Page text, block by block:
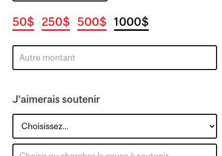
50$ 250$ 500$ 1000$
J'aimerais soutenir